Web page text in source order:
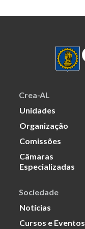
Crea-AL
Unidades
Organização
Comissões
Câmaras
Especializadas
Sociedade
Notícias
Cursos e Eventos